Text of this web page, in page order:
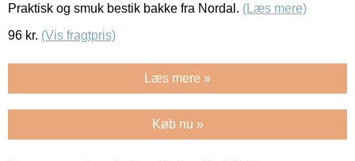
Praktisk og smuk bestik bakke fra Nordal. (Læs mere)
96 kr. (Vis fragtpris)
Læs mere »
Køb nu »